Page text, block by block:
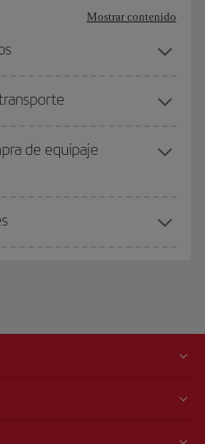
Mostrar contenido
de equipaje